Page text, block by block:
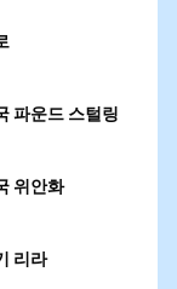
파운드 스털링
위안화
리라